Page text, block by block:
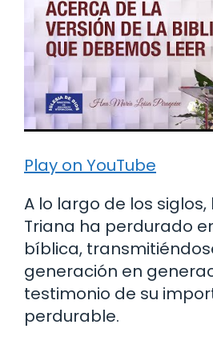
Play on YouTube
A lo largo de los
Triana ha perdurado
bíblica,
generación en
testimonio de su
perdurable.